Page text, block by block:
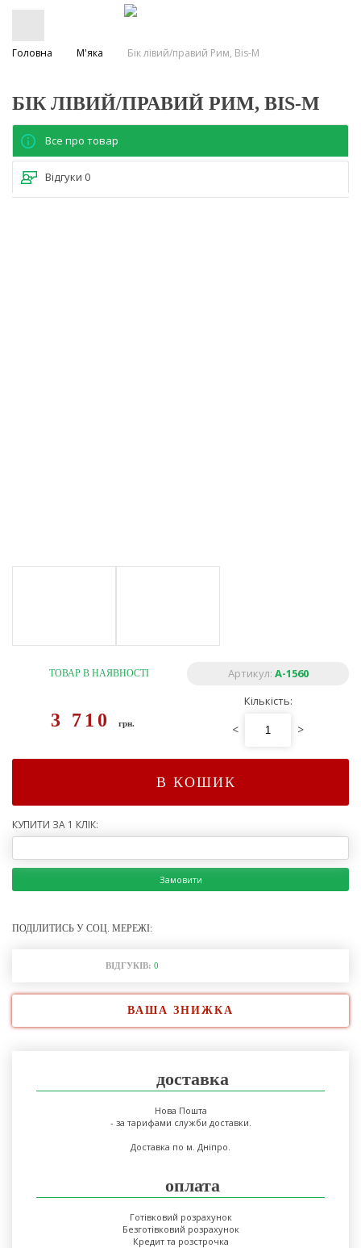
Головна М'яка Бік лівий/правий Рим, Bis-M
БІК ЛІВИЙ/ПРАВИЙ РИМ, BIS-M
Все про товар
Відгуки 0
ТОВАР В НАЯВНОСТІ Артикул: A-1560
3 710грн.
Кількість:
< >
В КОШИК
КУПИТИ ЗА 1 КЛІК:
Замовити
ПОДІЛИТИСЬ У СОЦ. МЕРЕЖІ:
ВІДГУКІВ: 0
ВАША ЗНИЖКА
доставка
Нова Пошта
- за тарифами служби доставки.
Доставка по м. Дніпро.
оплата
Готівковий розрахунок
Безготівковий розрахунок
Кредит та розстрочка